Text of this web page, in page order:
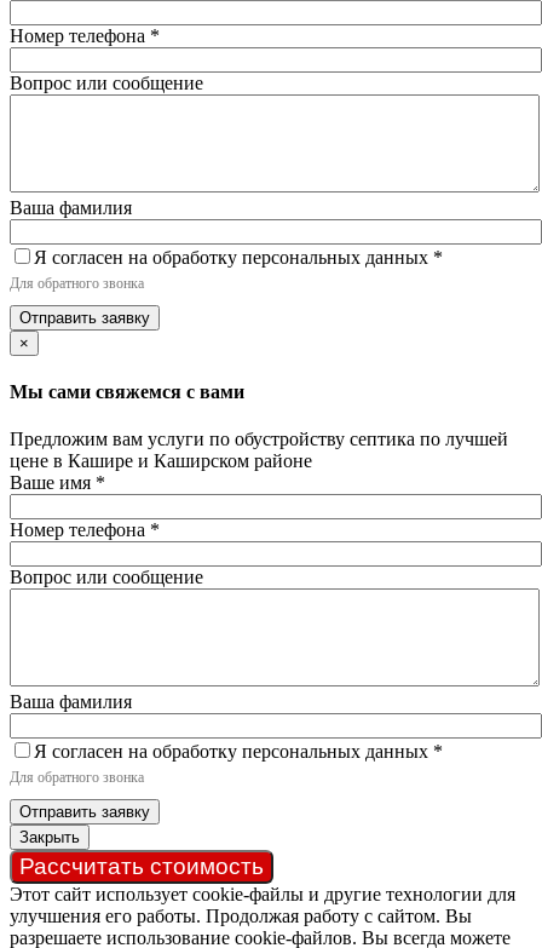
Номер телефона *
Вопрос или сообщение
Ваша фамилия
Я согласен на обработку персональных данных *
Для обратного звонка
Отправить заявку
×
Мы сами свяжемся с вами
Предложим вам услуги по обустройству септика по лучшей
цене в Кашире и Каширском районе
Ваше имя *
Номер телефона *
Вопрос или сообщение
Ваша фамилия
Я согласен на обработку персональных данных *
Для обратного звонка
Отправить заявку
Закрыть
Рассчитать стоимость
Этот сайт использует cookie-файлы и другие технологии для
улучшения его работы. Продолжая работу с сайтом. Вы
разрешаете использование cookie-файлов. Вы всегда можете